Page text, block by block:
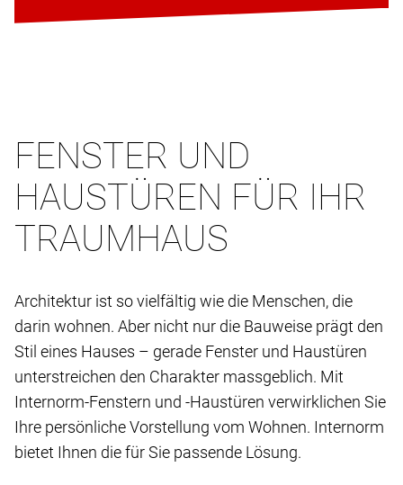
FENSTER UND
HAUSTÜREN FÜR IHR
TRAUMHAUS
Architektur ist so vielfältig wie die Menschen, die
darin wohnen. Aber nicht nur die Bauweise prägt den
Stil eines Hauses – gerade Fenster und Haustüren
unterstreichen den Charakter massgeblich. Mit
Internorm-Fenstern und -Haustüren verwirklichen Sie
Ihre persönliche Vorstellung vom Wohnen. Internorm
bietet Ihnen die für Sie passende Lösung.